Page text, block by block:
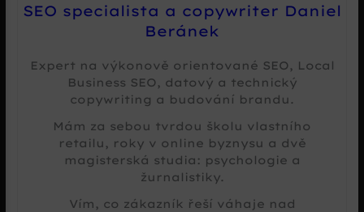
SEO specialista a copywriter Daniel
Beránek
Expert na výkonově orientované SEO, Local
Business SEO, datový a technický
copywriting a budování brandu.
Mám za sebou tvrdou školu vlastního
retailu, roky v online byznysu a dvě
magisterská studia: psychologie a
žurnalistiky.
Vím, co zákazník řeší váhaje nad